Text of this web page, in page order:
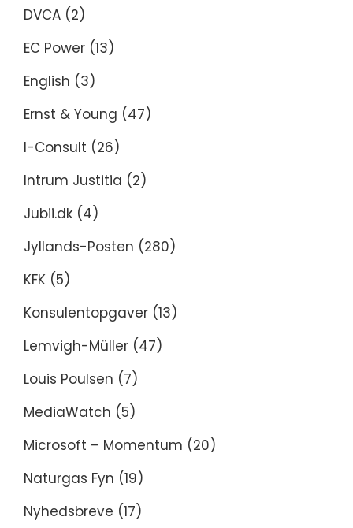
DVCA (2)
EC Power (13)
English (3)
Ernst & Young (47)
I-Consult (26)
Intrum Justitia (2)
Jubii.dk (4)
Jyllands-Posten (280)
KFK (5)
Konsulentopgaver (13)
Lemvigh-Müller (47)
Louis Poulsen (7)
MediaWatch (5)
Microsoft – Momentum (20)
Naturgas Fyn (19)
Nyhedsbreve (17)